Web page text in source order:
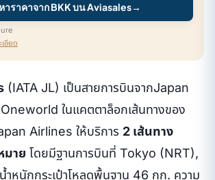
าราคาจาก BKK บน Aviasales→
เอียด
(IATA JL) เป็นสายการบินจากJapan
ในแคตตาล็อกเส้นทางของ
Airlines ให้บริการ 2 เส้นทาง
มาย โดยมีฐานการบินที่ Tokyo (NRT),
หนักกระเป๋าโหลดพื้นฐาน 46 กก. ความ